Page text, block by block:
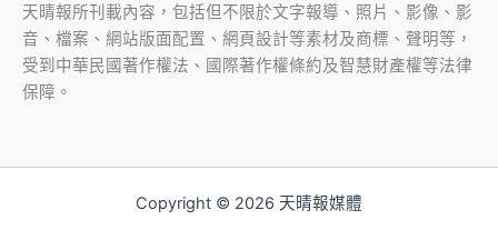
天晴報所刊載內容，包括但不限於文字報導、照片、影像、影
音、檔案、網站版面配置、網頁設計等素材及商標、聲明等，
受到中華民國著作權法、國際著作權條約及智慧財產權等法律
保障。
Copyright © 2026 天晴報媒體